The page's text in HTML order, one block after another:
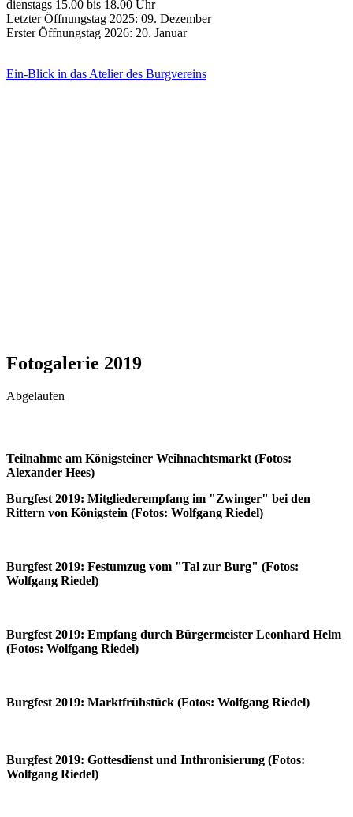
dienstags 15.00 bis 18.00 Uhr
Letzter Öffnungstag 2025: 09. Dezember
Erster Öffnungstag 2026: 20. Januar
Ein-Blick in das Atelier des Burgvereins
Fotogalerie 2019
Abgelaufen
Teilnahme am Königsteiner Weihnachtsmarkt (Fotos:
Alexander Hees)
Burgfest 2019: Mitgliederempfang im "Zwinger" bei den
Rittern von Königstein (Fotos: Wolfgang Riedel)
Burgfest 2019: Festumzug vom "Tal zur Burg" (Fotos:
Wolfgang Riedel)
Burgfest 2019: Empfang durch Bürgermeister Leonhard Helm
(Fotos: Wolfgang Riedel)
Burgfest 2019: Marktfrühstück (Fotos: Wolfgang Riedel)
Burgfest 2019: Gottesdienst und Inthronisierung (Fotos:
Wolfgang Riedel)